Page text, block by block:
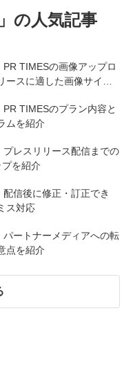
」の人気記事
TIMESの画像アップロ
ースに適した画像サイ
PR TIMESのプラン内容と
ムを紹介
プレスリリース配信までの
を紹介
配信後に修正・訂正でき
ス対応
パートナーメディアへの転
点を紹介